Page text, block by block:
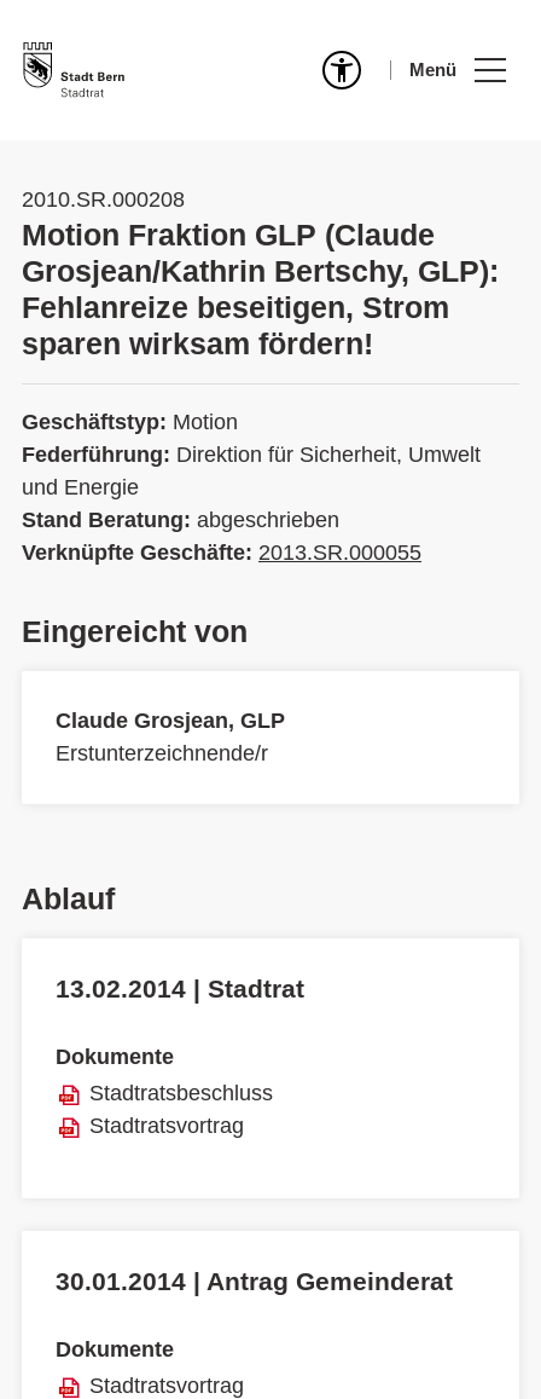
Menü
2010.SR.000208
Motion Fraktion GLP (Claude
Grosjean/Kathrin Bertschy, GLP):
Fehlanreize beseitigen, Strom
sparen wirksam fördern!
Geschäftstyp: Motion
Federführung: Direktion für Sicherheit, Umwelt
und Energie
Stand Beratung: abgeschrieben
Verknüpfte Geschäfte: 2013.SR.000055
Eingereicht von
Claude Grosjean, GLP
Erstunterzeichnende/r
Ablauf
13.02.2014 | Stadtrat
Dokumente
Stadtratsbeschluss
Stadtratsvortrag
30.01.2014 | Antrag Gemeinderat
Dokumente
Stadtratsvortrag